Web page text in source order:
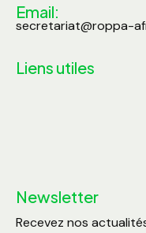
Email:
secretariat@roppa-
Liens utiles
Newsletter
Recevez nos